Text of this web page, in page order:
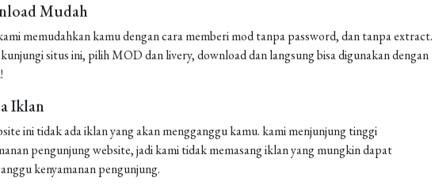
Mudah
memudahkan kamu dengan cara memberi mod tanpa password, dan tanpa extract.
situs ini, pilih MOD dan livery, download dan langsung bisa digunakan dengan
Iklan
ini tidak ada iklan yang akan mengganggu kamu. kami menjunjung tinggi
pengunjung website, jadi kami tidak memasang iklan yang mungkin dapat
kenyamanan pengunjung.